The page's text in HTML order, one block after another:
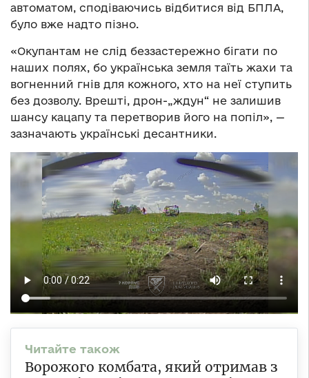
автоматом, сподіваючись відбитися від БПЛА,
було вже надто пізно.
«Окупантам не слід беззастережно бігати по
наших полях, бо українська земля таїть жахи та
вогненний гнів для кожного, хто на неї ступить
без дозволу. Врешті, дрон-„ждун“ не залишив
шансу кацапу та перетворив його на попіл», —
зазначають українські десантники.
Ворожого комбата, який отримав з